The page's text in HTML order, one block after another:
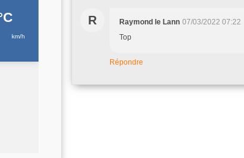
R Raymond le Lann 07/03/2022 07:22
Top
Répondre